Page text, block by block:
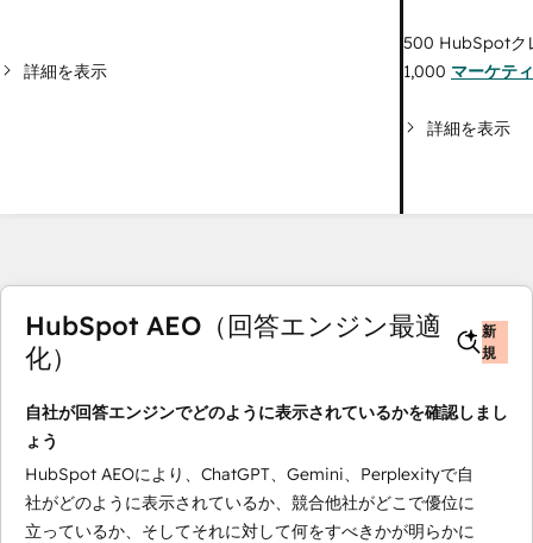
詳細を表示
500 HubSpotク
1,000 マーケテ
詳細を表示
HubSpot AEO（回答エンジン最適
化）
新
規
自社が回答エンジンでどのように表示されているかを確認しまし
ょう
HubSpot AEOにより、ChatGPT、Gemini、Perplexityで自
社がどのように表示されているか、競合他社がどこで優位に
立っているか、そしてそれに対して何をすべきかが明らかに